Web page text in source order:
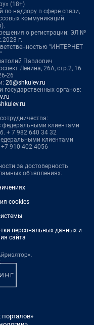
(18+)
по надзору в сфере связи,
коммуникаций
о регистрации: ЭЛ №
г.
"ИНТЕРНЕТ
Павлович
Ленина, 26А, стр.2, 16
26
26@shkulev.ru
органов:
клиентами
+ 7 982 640 34 32
клиентами
910 402 4056
за достоверность
объявлениях.
cookies
персональных данных и
сайта